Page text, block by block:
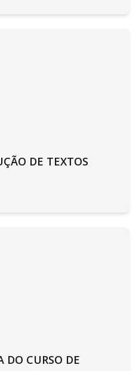
DE TEXTOS
DO CURSO DE